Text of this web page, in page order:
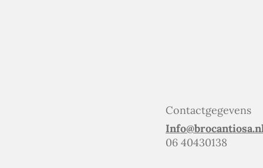
Contactgegevens
06 40430138